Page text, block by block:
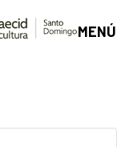
MENÚ